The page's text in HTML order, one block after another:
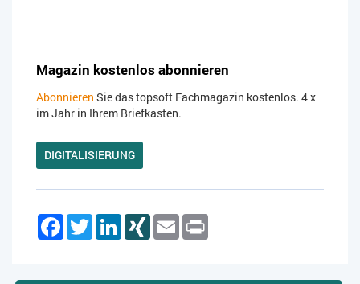
Magazin kostenlos abonnieren
Abonnieren Sie das topsoft Fachmagazin kostenlos. 4 x
im Jahr in Ihrem Briefkasten.
DIGITALISIERUNG
Facebook
TwitterLinkedInXING Email